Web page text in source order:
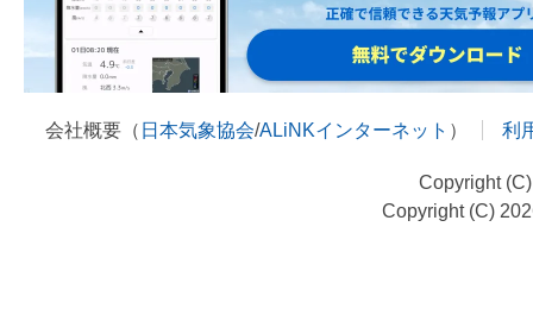
会社概要（ 日本気象協会/ALiNKインターネット ） 利
Copyright
Copyright (C)